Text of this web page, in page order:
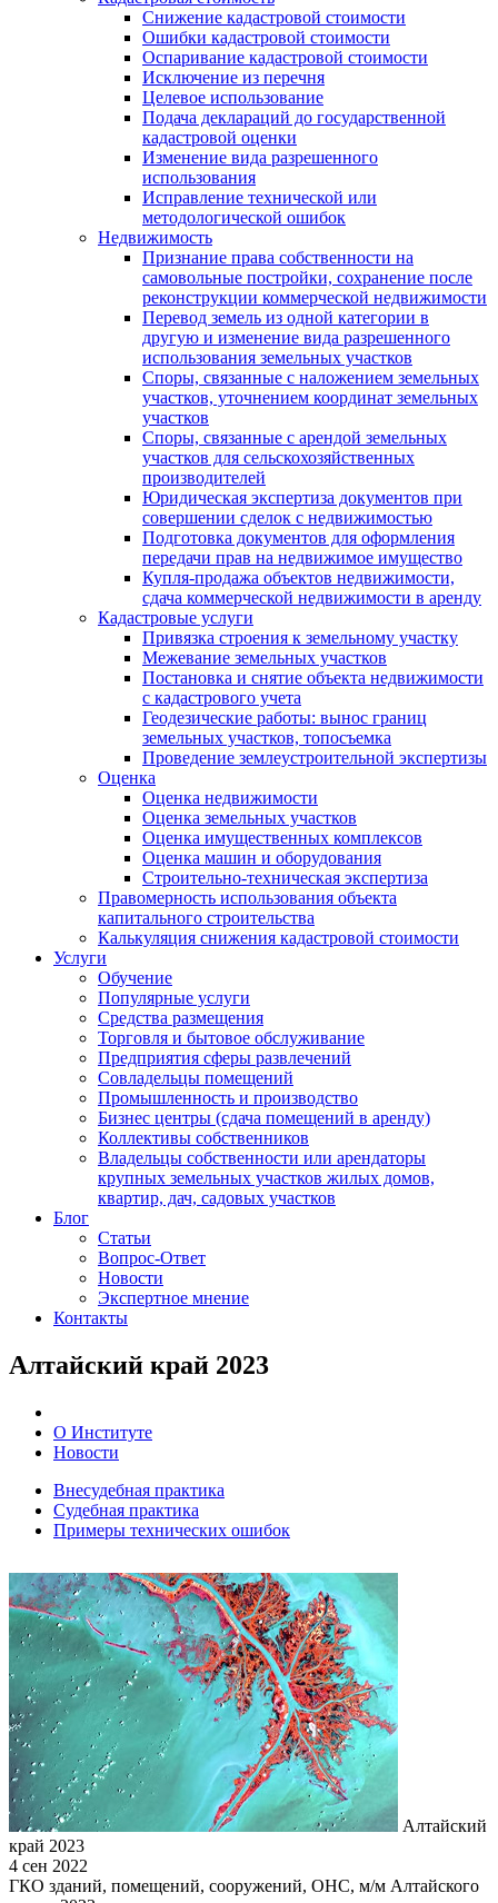
Снижение кадастровой стоимости
Ошибки кадастровой стоимости
Оспаривание кадастровой стоимости
Исключение из перечня
Целевое использование
Подача деклараций до государственной
кадастровой оценки
Изменение вида разрешенного
использования
Исправление технической или
методологической ошибок
Недвижимость
Признание права собственности на
самовольные постройки, сохранение после
реконструкции коммерческой недвижимости
Перевод земель из одной категории в
другую и изменение вида разрешенного
использования земельных участков
Споры, связанные с наложением земельных
участков, уточнением координат земельных
участков
Споры, связанные с арендой земельных
участков для сельскохозяйственных
производителей
Юридическая экспертиза документов при
совершении сделок с недвижимостью
Подготовка документов для оформления
передачи прав на недвижимое имущество
Купля-продажа объектов недвижимости,
сдача коммерческой недвижимости в аренду
Кадастровые услуги
Привязка строения к земельному участку
Межевание земельных участков
Постановка и снятие объекта недвижимости
с кадастрового учета
Геодезические работы: вынос границ
земельных участков, топосъемка
Проведение землеустроительной экспертизы
Оценка
Оценка недвижимости
Оценка земельных участков
Оценка имущественных комплексов
Оценка машин и оборудования
Строительно-техническая экспертиза
Правомерность использования объекта
капитального строительства
Калькуляция снижения кадастровой стоимости
Услуги
Обучение
Популярные услуги
Средства размещения
Торговля и бытовое обслуживание
Предприятия сферы развлечений
Совладельцы помещений
Промышленность и производство
Бизнес центры (сдача помещений в аренду)
Коллективы собственников
Владельцы собственности или арендаторы
крупных земельных участков жилых домов,
квартир, дач, садовых участков
Блог
Статьи
Вопрос-Ответ
Новости
Экспертное мнение
Контакты
Алтайский край 2023
О Институте
Новости
Внесудебная практика
Судебная практика
Примеры технических ошибок
Алтайский
край 2023
4 сен 2022
ГКО зданий, помещений, сооружений, ОНС, м/м Алтайского